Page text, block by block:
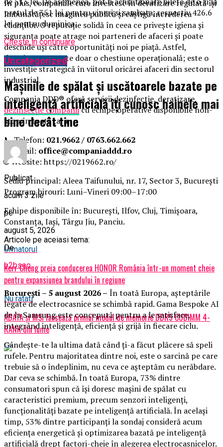
În plus, companiile care investesc în deratizare regulată își
îmbunătățesc imaginea publică și câștigă încrederea
clienților. O reputație solidă în ceea ce privește igiena și
siguranța poate atrage noi parteneri de afaceri și poate
deschide uși către oportunități noi pe piață. Astfel,
deratizarea nu este doar o chestiune operațională; este o
investiție strategică în viitorul oricărei afaceri din sectorul
industrial.
Compania DDD® oferă servicii dezinfectie, deratizare,
dezinsecție companiicu echipe operative disponibile non-
stop în toată țara.
📞 Telefon: 021.9662 / 0763.662.662
📩 Email: office@companiaddd.ro
🌐 Website: https://0219662.ro/
Sediu principal: Aleea Taifunului, nr. 17, Sector 3, București
Program birouri: Luni–Vineri 09:00–17:00
Echipe disponibile în: București, Ilfov, Cluj, Timișoara,
Constanța, Iași, Târgu Jiu, Panciu.
Articole pe aceiasi tema:
Urmatorul
Kerr Cheng preia conducerea HONOR România într-un moment cheie
pentru expansiunea brandului în regiune
Nu ratati
ADATA și MSI lansează primul modul de memorie DDR5 CUDIMM 4-
RANK din lume
pretul de 351 lei pentru vineri si sambata, respectiv 426.6
lei pentru duminica.
Citeste in continuare
Uncategorized
Mașinile de spălat și uscătoarele bazate pe
inteligență artificială îți cunosc hainele mai
bine decât tine
Publicat
acum 3 zile
pe
august 5, 2026
De
b2bseo
București – 5 august 2026 – În toată Europa, așteptările
legate de electrocasnice se schimbă rapid. Gama Bespoke AI
de la Samsung este concepută pentru a le satisface,
integrând inteligență, eficiență și grijă în fiecare ciclu.
Gândește-te la ultima dată când ți-a făcut plăcere să speli
rufele. Pentru majoritatea dintre noi, este o sarcină pe care
trebuie să o îndeplinim, nu ceva ce așteptăm cu nerăbdare.
Dar ceva se schimbă. În toată Europa, 73% dintre
consumatori spun că își doresc mașini de spălat cu
caracteristici premium, precum senzori inteligenți,
funcționalități bazate pe inteligență artificială. În același
timp, 53% dintre participanți la sondaj consideră acum
eficiența energetică și optimizarea bazată pe inteligență
artificială drept factori-cheie în alegerea electrocasnicelor.